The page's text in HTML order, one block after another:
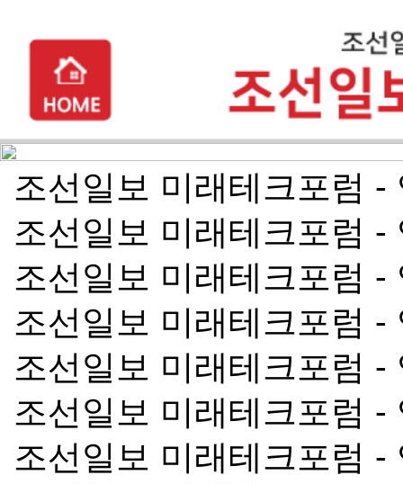
조선일보 미래테크포럼 -
조선일보 미래테크포럼 -
조선일보 미래테크포럼 -
조선일보 미래테크포럼 -
조선일보 미래테크포럼 -
조선일보 미래테크포럼 -
조선일보 미래테크포럼 -